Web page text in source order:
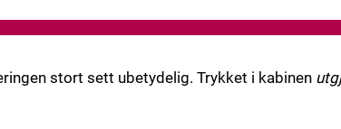
stort sett ubetydelig. Trykket i kabinen